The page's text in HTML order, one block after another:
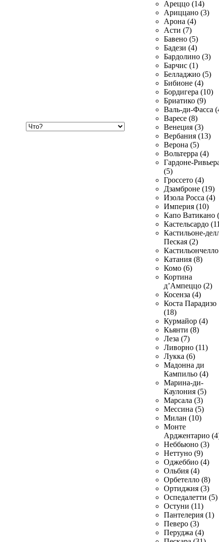
Ареццо (14)
Ариццано (3)
Арона (4)
Асти (7)
Бавено (5)
Бадези (4)
Бардолино (3)
Барчис (1)
Белладжио (5)
Бибионе (4)
Бордигера (10)
Бриатико (9)
Валь-ди-Фасса
Варесе (8)
Венеция (3)
Вербания (13)
Верона (5)
Вольтерра (4)
Гардоне-
(5)
Гроссето (4)
Дзамброне (19)
Изола Росса (4)
Империя (10)
Капо Ватикано
Кастельсардо
Кастильоне-
Пеская (2)
Катания (8)
Комо (6)
Кортина
д’Ампеццо (2)
Косенза (4)
Коста Парадизо
(18)
Курмайор (4)
Кьянти (8)
Леза (7)
Ливорно (11)
Лукка (6)
Мадонна ди
Кампильо (4)
Марина-ди-
Каулония (5)
Марсала (3)
Мессина (5)
Милан (10)
Монте
Арджентарио
Неббьюно (3)
Неттуно (9)
Оджеббио (4)
Ольбия (4)
Орбетелло (8)
Ортиджия (3)
Оспедалетти (5)
Остуни (11)
Пантелерия (1)
Певеро (3)
Перуджа (4)